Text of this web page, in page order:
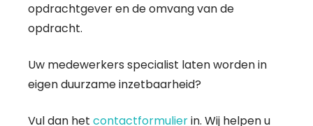
opdrachtgever en de omvang van de
opdracht.
Uw medewerkers specialist laten worden in
eigen duurzame inzetbaarheid?
Vul dan het contactformulierin. Wij helpen u